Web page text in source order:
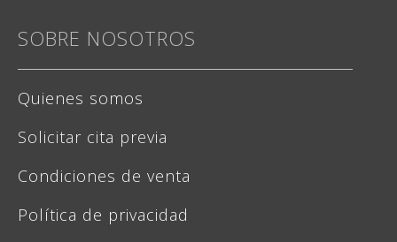
SOBRE NOSOTROS
Quienes somos
Solicitar cita previa
Condiciones de venta
Política de privacidad